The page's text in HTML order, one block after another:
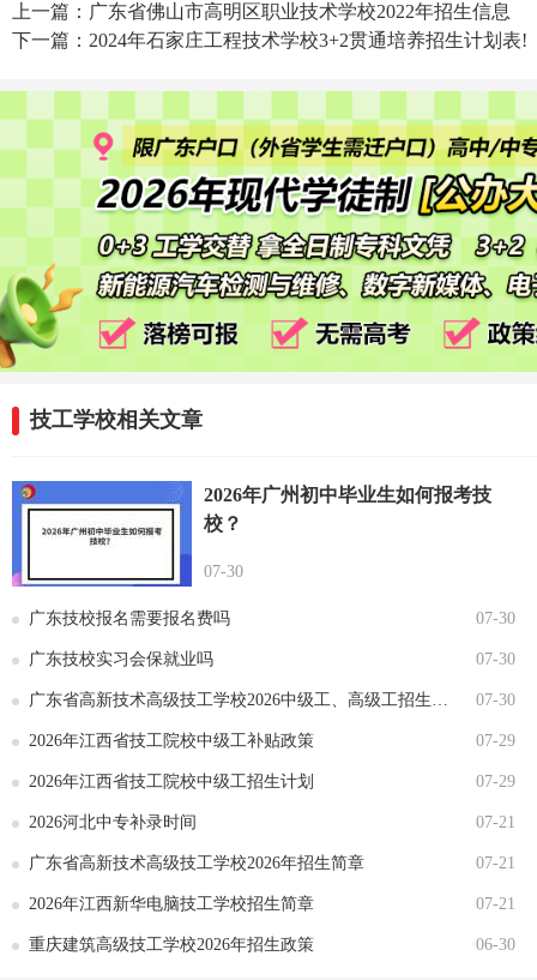
上一篇：广东省佛山市高明区职业技术学校2022年招生信息
下一篇：2024年石家庄工程技术学校3+2贯通培养招生计划表!
技工学校相关文章
2026年广州初中毕业生如何报考技
校？
07-30
广东技校报名需要报名费吗 07-30
广东技校实习会保就业吗 07-30
广东省高新技术高级技工学校2026中级工、高级工招生计划 07-30
2026年江西省技工院校中级工补贴政策 07-29
2026年江西省技工院校中级工招生计划 07-29
2026河北中专补录时间 07-21
广东省高新技术高级技工学校2026年招生简章 07-21
2026年江西新华电脑技工学校招生简章 07-21
重庆建筑高级技工学校2026年招生政策 06-30